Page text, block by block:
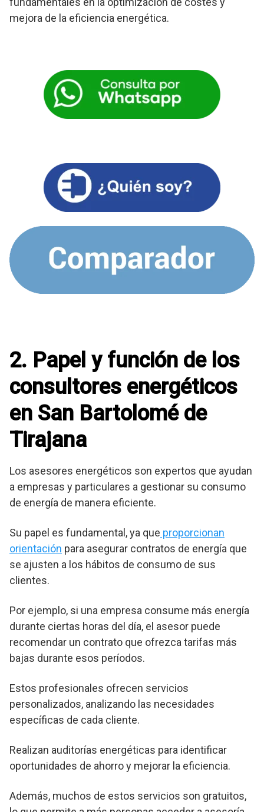
mejora de la eficiencia energética.
2. Papel y función de los
consultores energéticos
en San Bartolomé de
Tirajana
Los asesores energéticos son expertos que ayudan
a empresas y particulares a gestionar su consumo
de energía de manera eficiente.
Su papel es fundamental, ya que proporcionan
orientación para asegurar contratos de energía que
se ajusten a los hábitos de consumo de sus
clientes.
Por ejemplo, si una empresa consume más energía
durante ciertas horas del día, el asesor puede
recomendar un contrato que ofrezca tarifas más
bajas durante esos períodos.
Estos profesionales ofrecen servicios
personalizados, analizando las necesidades
específicas de cada cliente.
Realizan auditorías energéticas para identificar
oportunidades de ahorro y mejorar la eficiencia.
Además, muchos de estos servicios son gratuitos,